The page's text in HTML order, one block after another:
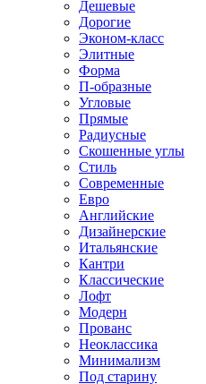
Дешевые
Дорогие
Эконом-класс
Элитные
Форма
П-образные
Угловые
Прямые
Радиусные
Скошенные углы
Стиль
Современные
Евро
Английские
Дизайнерские
Итальянские
Кантри
Классические
Лофт
Модерн
Прованс
Неоклассика
Минимализм
Под старину